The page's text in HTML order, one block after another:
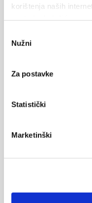
korištenja naših
pristanka
Nužni
Za postavke
Statistički
Marketinški
POŠLJI